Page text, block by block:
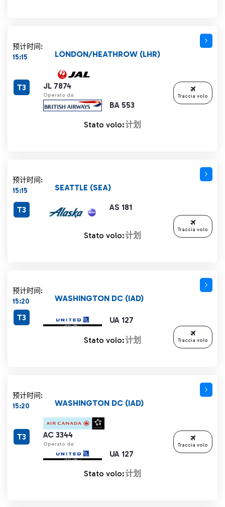
预计时间:
15:15
JL 7874
Operato da:
BA 553
LONDON/HEATHROW (LHR)
T3
Stato volo:计划
Traccia volo
预计时间:
15:15
AS 181
SEATTLE (SEA)
T3
Stato volo:计划
Traccia volo
预计时间:
15:20
UA 127
WASHINGTON DC (IAD)
T3
Stato volo:计划 Traccia volo
预计时间:
15:20
AC 3344
Operato da:
UA 127
WASHINGTON DC (IAD)
T3
Stato volo:计划
Traccia volo